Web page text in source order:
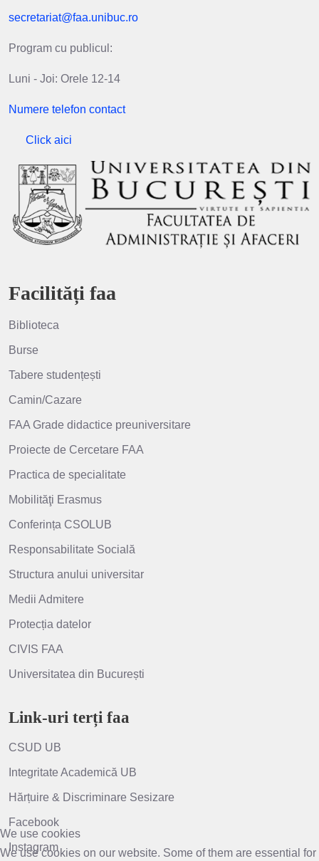
secretariat@faa.unibuc.ro
Program cu publicul:
Luni - Joi: Orele 12-14
Numere telefon contact
Click aici
Facilități faa
Biblioteca
Burse
Tabere studențești
Camin/Cazare
FAA Grade didactice preuniversitare
Proiecte de Cercetare FAA
Practica de specialitate
Mobilităţi Erasmus
Conferința CSOLUB
Responsabilitate Socială
Structura anului universitar
Medii Admitere
Protecția datelor
CIVIS FAA
Universitatea din București
Link-uri terți faa
CSUD UB
Integritate Academică UB
Hărțuire & Discriminare Sesizare
Facebook
Instagram
We use cookies
We use cookies on our website. Some of them are essential for